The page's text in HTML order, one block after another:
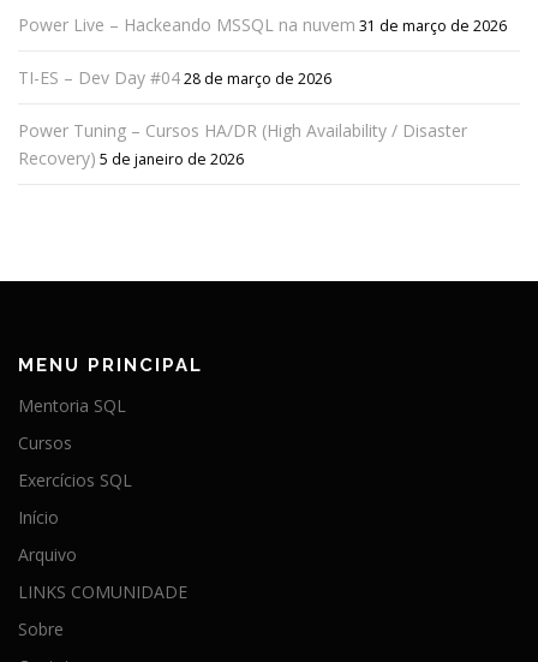
Power Live – Hackeando MSSQL na nuvem 31 de março de 2026
TI-ES – Dev Day #0428 de março de 2026
Power Tuning – Cursos HA/DR (High Availability / Disaster
Recovery) 5 de janeiro de 2026
MENU PRINCIPAL
Mentoria SQL
Cursos
Exercícios SQL
Início
Arquivo
LINKS COMUNIDADE
Sobre